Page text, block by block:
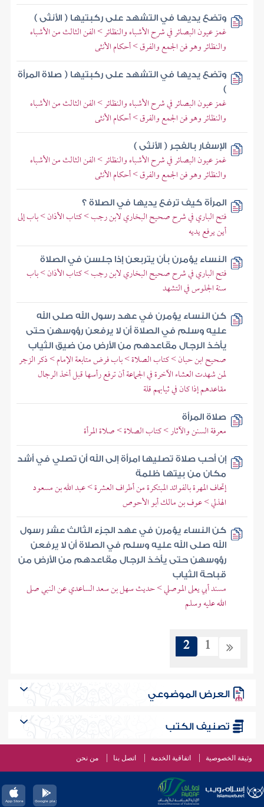
وتضع يديها في التشهد على ركبتيها ( الأنثى )
غمز عيون البصائر في شرح الأشباه والنظائر > الفن الثالث من الأشباه
والنظائر وهو فن الجمع والفرق > أحكام الأنثى
وتضع يديها في التشهد على ركبتيها ( صلاة المرأة
)
غمز عيون البصائر في شرح الأشباه والنظائر > الفن الثالث من الأشباه
والنظائر وهو فن الجمع والفرق > أحكام الأنثى
الإسفار بالفجر ( الأنثى )
غمز عيون البصائر في شرح الأشباه والنظائر > الفن الثالث من الأشباه
والنظائر وهو فن الجمع والفرق > أحكام الأنثى
المرأة كيف ترفع يديها في الصلاة ؟
فتح الباري في شرح صحيح البخاري لابن رجب > كتاب الأذان > باب إلى
أين يرفع يديه
النساء يؤمرن بأن يتربعن إذا جلسن في الصلاة
فتح الباري في شرح صحيح البخاري لابن رجب > كتاب الأذان > باب
سنة الجلوس في التشهد
كن النساء يؤمرن في عهد رسول الله صلى الله
عليه وسلم في الصلاة أن لا يرفعن رؤوسهن حتى
يأخذ الرجال مقاعدهم من الأرض من ضيق الثياب
صحيح ابن حبان > كتاب الصلاة > باب فرض متابعة الإمام > ذكر الزجر
لمن شهدت العشاء الآخرة في الجماعة أن ترفع رأسها قبل أخذ الرجال
مقاعدهم إذا كان في ثيابهم قلة
صلاة المرأة
معرفة السنن والآثار > كتاب الصلاة > صلاة المرأة
إن أحب صلاة تصليها امرأة إلى الله أن تصلي في أشد
مكان من بيتها ظلمة
إتحاف المهرة بالفوائد المبتكرة من أطراف العشرة > عبد الله بن مسعود
الهذلي > عوف بن مالك أبو الأحوص
كن النساء يؤمرن في عهد الجزء الثالث عشر رسول
الله صلى الله عليه وسلم في الصلاة أن لا يرفعن
رؤوسهن حتى يأخذ الرجال مقاعدهم من الأرض من
قباحة الثياب
مسند أبي يعلى الموصلي > حديث سهل بن سعد الساعدي عن النبي صلى
الله عليه وسلم
1
2
العرض الموضوعي
تصنيف الكتب
وثيقة الخصوصية اتفاقية الخدمة اتصل بنا من نحن